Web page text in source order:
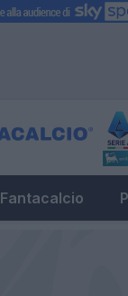
Fantacalcio